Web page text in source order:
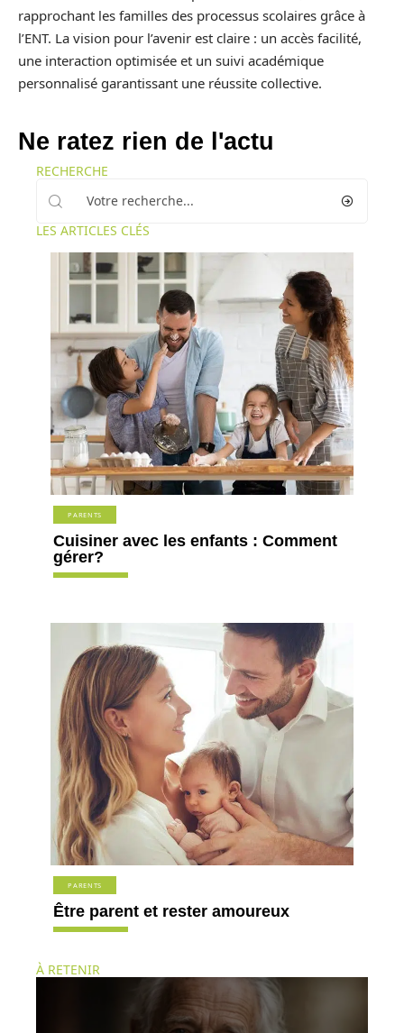
rapprochant les familles des processus scolaires grâce à
l’ENT. La vision pour l’avenir est claire : un accès facilité,
une interaction optimisée et un suivi académique
personnalisé garantissant une réussite collective.
Ne ratez rien de l'actu
RECHERCHE
LES ARTICLES CLÉS
PARENTS
Cuisiner avec les enfants : Comment
gérer?
PARENTS
Être parent et rester amoureux
À RETENIR